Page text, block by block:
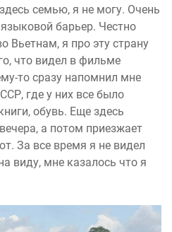
семью, я не могу. Очень
барьер. Честно
Вьетнам, я про эту страну
что видел в фильме
то сразу напомнил мне
где у них все было
обувь. Еще здесь
а потом приезжает
За все время я не видел
виду, мне казалось что я